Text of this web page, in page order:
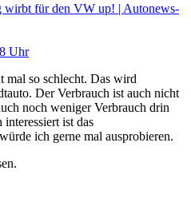
für den VW up! | Autonews-
Uhr
mal so schlecht. Das wird
Der Verbrauch ist auch nicht
noch weniger Verbrauch drin
ist das
ich gerne mal ausprobieren.